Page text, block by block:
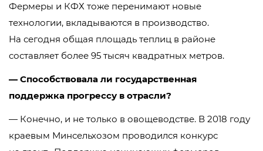
Фермеры и КФХ тоже перенимают новые
технологии, вкладываются в производство.
На сегодня общая площадь теплиц в районе
составляет более 95 тысяч квадратных метров.
— Способствовала ли государственная
поддержка прогрессу в отрасли?
— Конечно, и не только в овощеводстве. В 2018 году
краевым Минсельхозом проводился конкурс